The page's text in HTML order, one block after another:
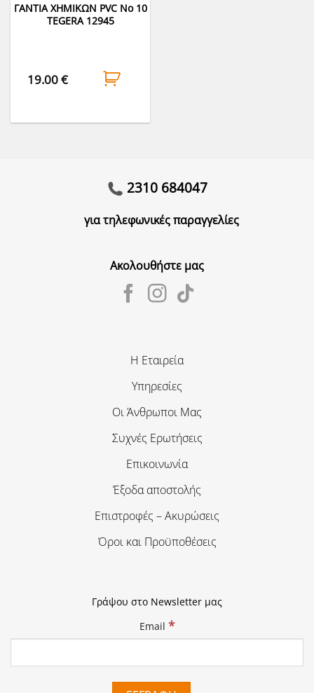
ΓΑΝΤΙΑ ΧΗΜΙΚΩΝ PVC No 10
TEGERA 12945
19.00€
2310 684047
για τηλεφωνικές παραγγελίες
Ακολουθήστε μας
Η Εταιρεία
Υπηρεσίες
Οι Άνθρωποι Μας
Συχνές Ερωτήσεις
Επικοινωνία
Έξοδα αποστολής
Επιστροφές – Ακυρώσεις
Όροι και Προϋποθέσεις
Γράψου στο Newsletter μας
Email *